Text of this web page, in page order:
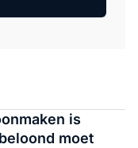
is
moet